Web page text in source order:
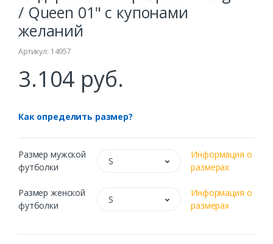
/ Queen 01" с купонами
желаний
Артикул: 14957
3.104 руб.
Как определить размер?
Размер мужской
футболки
S
Информация о
размерах
Размер женской
футболки
S
Информация о
размерах